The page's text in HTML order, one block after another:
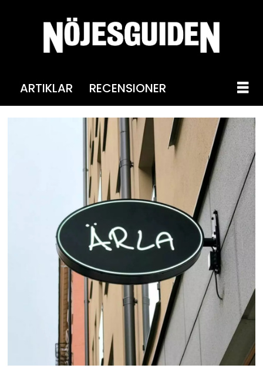
ARTIKLAR RECENSIONER